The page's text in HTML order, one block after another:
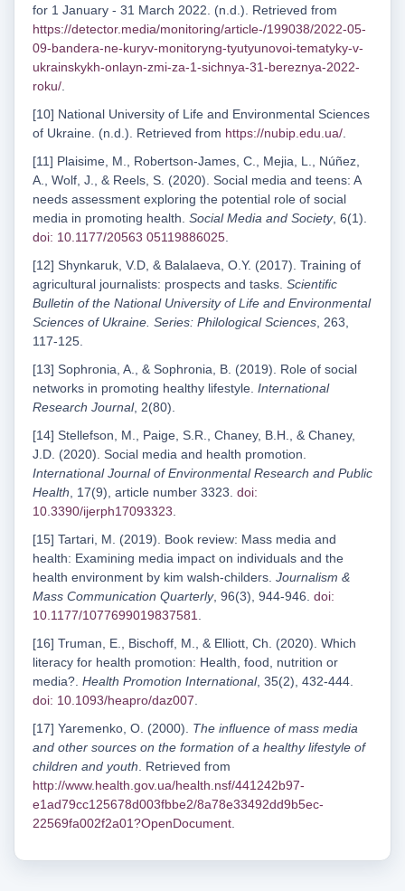
for 1 January - 31 March 2022. (n.d.). Retrieved from
https://detector.media/monitoring/article-/199038/2022-05-
09-bandera-ne-kuryv-monitoryng-tyutyunovoi-tematyky-v-
ukrainskykh-onlayn-zmi-za-1-sichnya-31-bereznya-2022-
roku/.
[10] National University of Life and Environmental Sciences
of Ukraine. (n.d.). Retrieved from https://nubip.edu.ua/.
[11] Plaisime, M., Robertson-James, C., Mejia, L., Núñez,
A., Wolf, J., & Reels, S. (2020). Social media and teens: A
needs assessment exploring the potential role of social
media in promoting health. Social Media and Society, 6(1).
doi: 10.1177/20563 05119886025.
[12] Shynkaruk, V.D, & Balalaeva, O.Y. (2017). Training of
agricultural journalists: prospects and tasks. Scientific
Bulletin of the National University of Life and Environmental
Sciences of Ukraine. Series: Philological Sciences, 263,
117-125.
[13] Sophronia, A., & Sophronia, B. (2019). Role of social
networks in promoting healthy lifestyle. International
Research Journal, 2(80).
[14] Stellefson, M., Paige, S.R., Chaney, B.H., & Chaney,
J.D. (2020). Social media and health promotion.
International Journal of Environmental Research and Public
Health, 17(9), article number 3323. doi:
10.3390/ijerph17093323.
[15] Tartari, M. (2019). Book review: Mass media and
health: Examining media impact on individuals and the
health environment by kim walsh-childers. Journalism &
Mass Communication Quarterly, 96(3), 944-946. doi:
10.1177/1077699019837581.
[16] Truman, E., Bischoff, M., & Elliott, Ch. (2020). Which
literacy for health promotion: Health, food, nutrition or
media?. Health Promotion International, 35(2), 432-444.
doi: 10.1093/heapro/daz007.
[17] Yaremenko, O. (2000). The influence of mass media
and other sources on the formation of a healthy lifestyle of
children and youth. Retrieved from
http://www.health.gov.ua/health.nsf/441242b97-
e1ad79cc125678d003fbbe2/8a78e33492dd9b5ec-
22569fa002f2a01?OpenDocument.